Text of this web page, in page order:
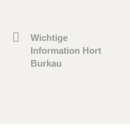
Wichtige
Information Hort
Burkau